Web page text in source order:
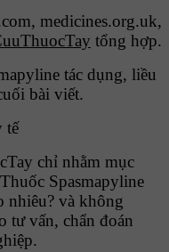
medicines.org.uk,
tổng hợp.
tác dụng, liều
bài viết.
tế
chỉ nhằm mục
Spasmapyline
nhiêu? và không
tư vấn, chẩn đoán